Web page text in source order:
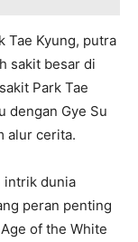
Tae Kyung, putra
sakit besar di
Park Tae
dengan Gye Su
alur cerita.
intrik dunia
peran penting
of the White